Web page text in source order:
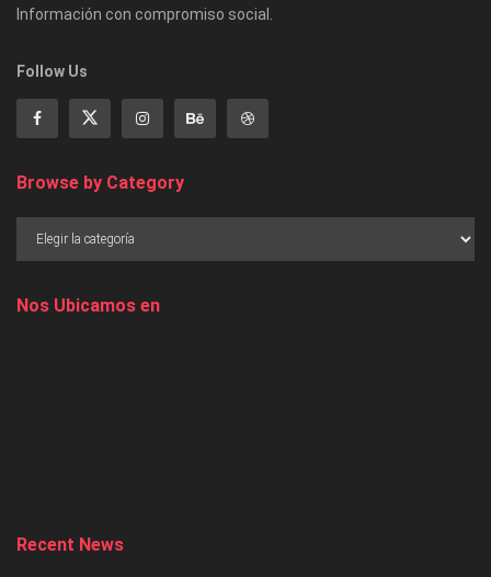
Información con compromiso social.
Follow Us
Browse by Category
Nos Ubicamos en
Recent News